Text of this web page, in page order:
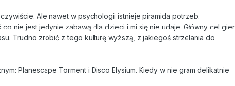
Ale nawet w psychologii istnieje piramida potrzeb.
nie jest jedynie zabawą dla dzieci i mi się nie udaje. Główny cel gier
Trudno zrobić z tego kulturę wyższą, z jakiegoś strzelania do
Planescape Torment i Disco Elysium. Kiedy w nie gram delikatnie